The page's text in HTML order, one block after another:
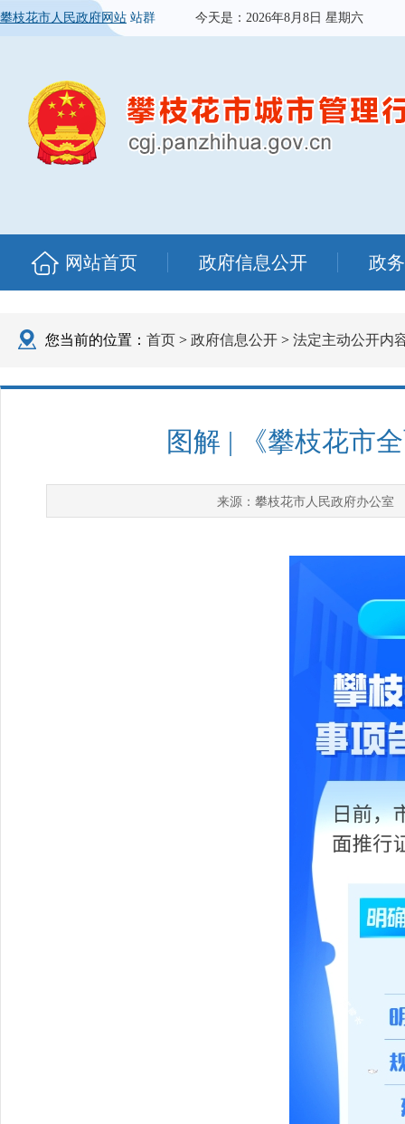
攀枝花市人民政府网站 站群 今天是： 2026年8月8日 星期六
网站首页 政府信息公开 政
您当前的位置： 首页 > 政府信息公开 > 法定主动公开内
图解 | 《攀枝花市
来源： 攀枝花市人民政府办公室